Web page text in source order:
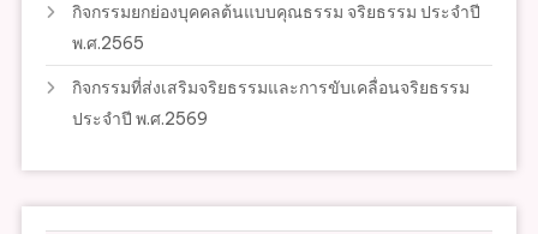
กิจกรรมยกย่องบุคคลต้นแบบคุณธรรม จริยธรรม ประจำปี
พ.ศ.2565
กิจกรรมที่ส่งเสริมจริยธรรมและการขับเคลื่อนจริยธรรม
ประจำปี พ.ศ.2569